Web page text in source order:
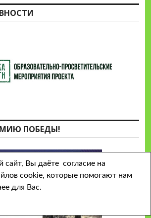
ПОБЕДЫ!
сайт, Вы даёте согласие на
cookie, которые помогают нам
для Вас.